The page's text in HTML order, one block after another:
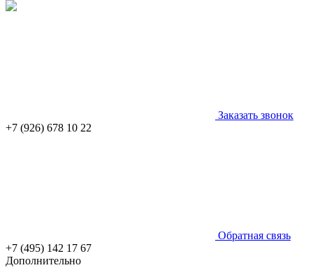
Заказать звонок
+7 (926) 678 10 22
Обратная связь
+7 (495) 142 17 67
Дополнительно